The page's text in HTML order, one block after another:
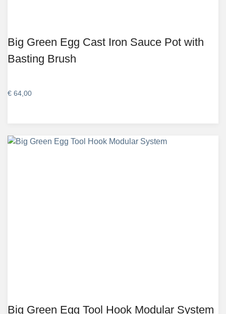
Big Green Egg Cast Iron Sauce Pot with
Basting Brush
€ 64,00
Big Green Egg Tool Hook Modular System